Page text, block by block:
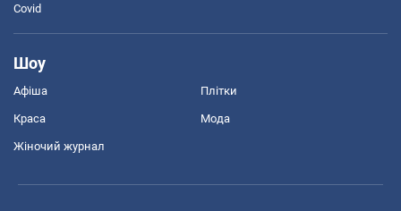
Covid
Шоу
Афіша Плітки
Краса Мода
Жіночий журнал